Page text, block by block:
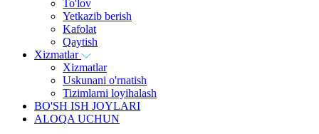
To'lov
Yetkazib berish
Kafolat
Qaytish
Xizmatlar
Xizmatlar
Uskunani o'rnatish
Tizimlarni loyihalash
BO'SH ISH JOYLARI
ALOQA UCHUN